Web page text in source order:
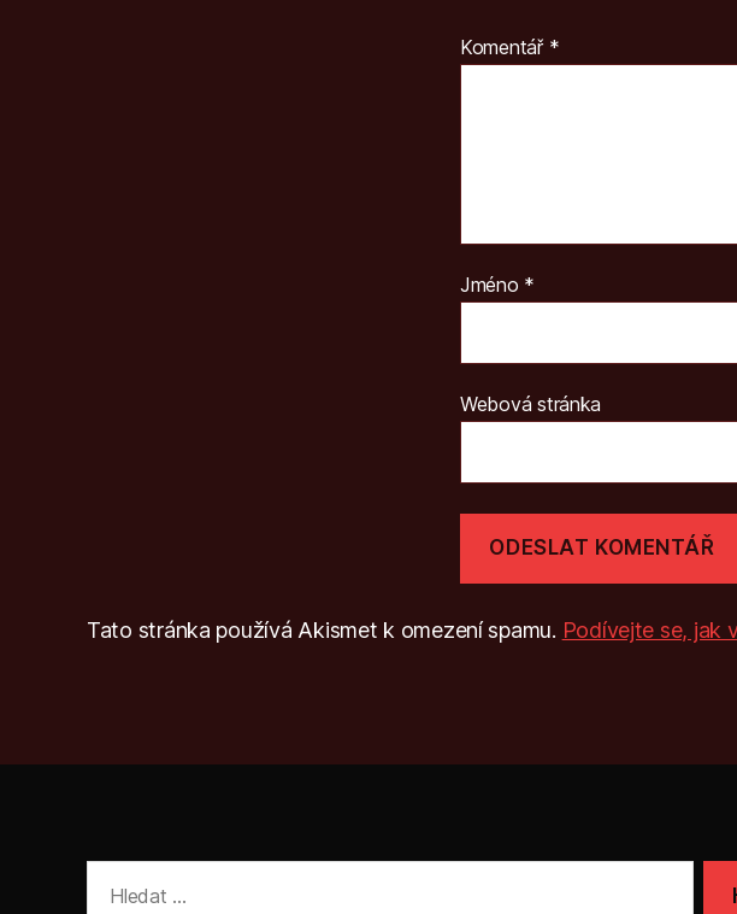
Komentář *
Jméno *
Webová stránka
Tato stránka používá Akismet k omezení spamu. Podívejte se, jak
vyhledávání: